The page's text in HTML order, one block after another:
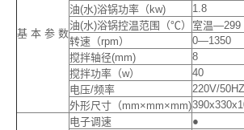
基 本 参 数
油(水)浴锅功率（kw)
1.8
油(水)浴锅控温范围（℃）
室温—299
转速（rpm）
0—1350
搅拌轴径(mm)
8
搅拌功率（w）
40
电压/频率
220V/50HZ
外形尺寸（mm×mm×mm)
电子调速
●